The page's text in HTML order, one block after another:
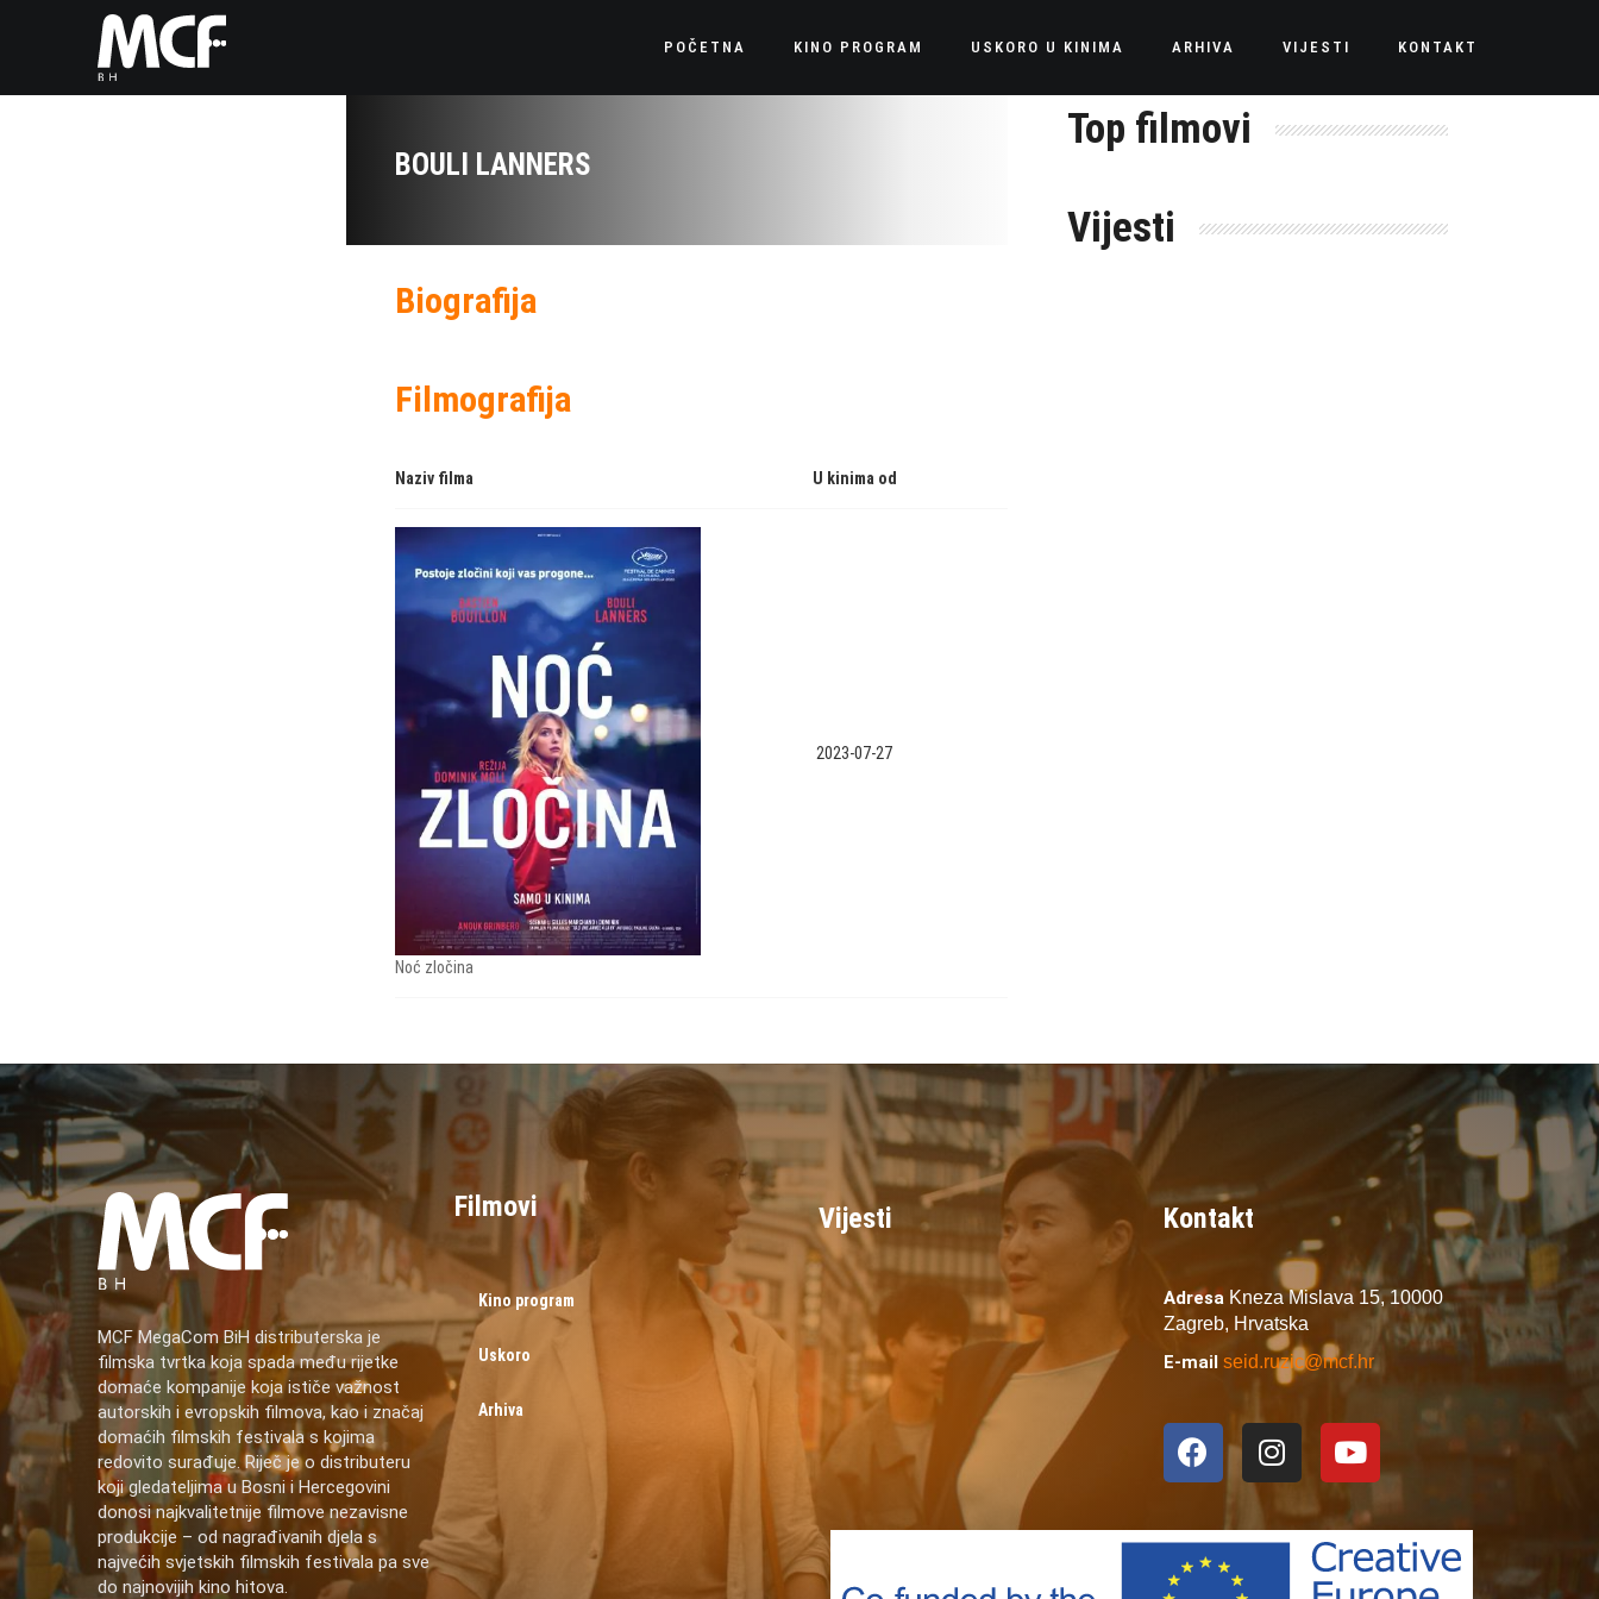
POČETNA KINO PROGRAM USKORO U KINIMA ARHIVA VIJESTI KONTAKT
BOULI LANNERS
Biografija
Filmografija
Naziv filma U kinima od
Noć zločina
2023-07-27
Top filmovi
Vijesti
MCF MegaCom BiH distributerska je
filmska tvrtka koja spada među rijetke
domaće kompanije koja ističe važnost
autorskih i evropskih filmova, kao i značaj
domaćih filmskih festivala s kojima
redovito surađuje. Riječ je o distributeru
koji gledateljima u Bosni i Hercegovini
donosi najkvalitetnije filmove nezavisne
produkcije – od nagrađivanih djela s
najvećih svjetskih filmskih festivala pa sve
do najnovijih kino hitova.
Filmovi
Kino program
Uskoro
Arhiva
Vijesti Kontakt
Adresa Kneza Mislava 15,10000
Zagreb, Hrvatska
E-mail seid.ruzic@mcf.hr